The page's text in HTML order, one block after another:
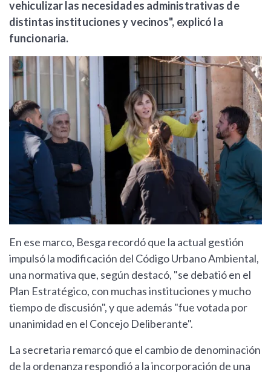
vehiculizar las necesidades administrativas de
distintas instituciones y vecinos", explicó la
funcionaria.
En ese marco, Besga recordó que la actual gestión
impulsó la modificación del Código Urbano Ambiental,
una normativa que, según destacó, "se debatió en el
Plan Estratégico, con muchas instituciones y mucho
tiempo de discusión", y que además "fue votada por
unanimidad en el Concejo Deliberante".
La secretaria remarcó que el cambio de denominación
de la ordenanza respondió a la incorporación de una